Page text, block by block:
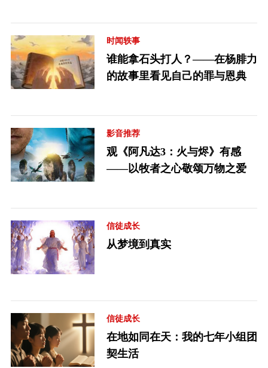
时闻轶事
谁能拿石头打人？——在杨腓力
的故事里看见自己的罪与恩典
影音推荐
观《阿凡达3：火与烬》有感
——以牧者之心敬颂万物之爱
信徒成长
从梦境到真实
信徒成长
在地如同在天：我的七年小组团
契生活